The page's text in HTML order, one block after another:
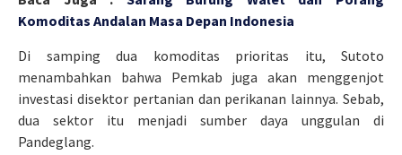
Komoditas Andalan Masa Depan Indonesia
Di samping dua komoditas prioritas itu, Sutoto
menambahkan bahwa Pemkab juga akan menggenjot
investasi disektor pertanian dan perikanan lainnya. Sebab,
dua sektor itu menjadi sumber daya unggulan di
Pandeglang.